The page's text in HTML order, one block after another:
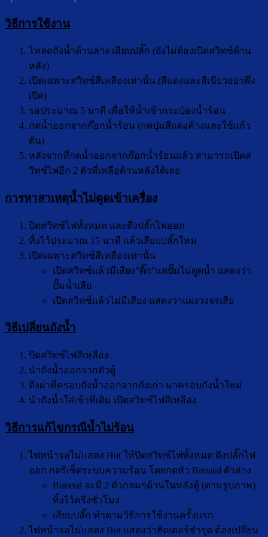
วิธีการใช้งาน
โหลดถังน้ำด้านล่าง เสียบปลั๊ก (ยังไม่ต้องเปิดสวิทซ์ด้าน
หลัง)
เปิดเฉพาะสวิทซ์สีเหลืองเท่านั้น (สีแดงและสีเขียวอย่าพึ่ง
เปิด)
รอประมาณ 5 นาที เพื่อให้น้ำเข้ากระป๋องน้ำร้อน
กดน้ำออกจากก๊อกน้ำร้อน (กดปุ่มสีแดงค้างและใช้แก้ว
ดัน)
หลังจากที่กดน้ำออกจากก๊อกน้ำร้อนแล้ว สามารถเปิดส
วิทซ์ไฟอีก 2 ตัวที่เหลือด้านหลังได้เลย
การหาสาเหตุน้ำไม่ดูดเข้าเครื่อง
ปิดสวิทซ์ไฟทั้งหมด และดึงปลั๊กไฟออก
ทิ้งไว้ประมาณ 15 นาที แล้วเสียบปลั๊กใหม่
เปิดเฉพาะสวิทซ์สีเหลืองเท่านั้น
เปิดสวิทซ์แล้วมีเสียง”ติ๊ก”แต่ปั๊มไม่ดูดน้ำ แสดงว่า
ปั๊มน้ำเสีย
เปิดสวิทซ์แล้วไม่มีเสียง แสดงว่าแผงวงจรเสีย
วิธีเปลี่ยนถังน้ำ
ปิดสวิทซ์ไฟสีเหลือง
นำถังน้ำออกจากตัวตู้
ดึงฝาที่ครอบถังน้ำออกจากถังเก่า มาครอบถังน้ำใหม่
นำถังน้ำใส่เข้าที่เดิม เปิดสวิทซ์ไฟสีเหลือง
วิธีการแก้ไขกรณีน้ำไม่ร้อน
ไฟหน้าจอไม่แสดง Hot ให้ปิดสวิทซ์ไฟทั้งหมด ดึงปลั๊กไฟ
ออก กดรีเซ็ตระบบความร้อน โดยกดหัว Bimatal ตัวล่าง
Bimetal จะมี 2 ตัวกลมๆด้านในหลังตู้ (ตามรูปภาพ)
ทิ้งไว้ครึ่งชั่วโมง
เสียบปลั๊ก ทำตามวิธีการใช้งานครั้งแรก
ไฟหน้าจอไม่แสดง Hot แสดงว่าฮีตเตอร์ชำรุด ต้องเปลี่ยน